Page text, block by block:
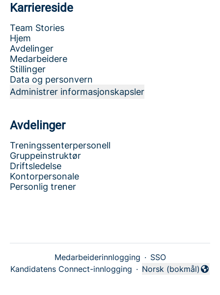
Karriereside
Team Stories
Hjem
Avdelinger
Medarbeidere
Stillinger
Data og personvern
Administrer informasjonskapsler
Avdelinger
Treningssenterpersonell
Gruppeinstruktør
Driftsledelse
Kontorpersonale
Personlig trener
Medarbeiderinnlogging · SSO
Kandidatens Connect-innlogging ·
Endre språk
Norsk (bokmål)